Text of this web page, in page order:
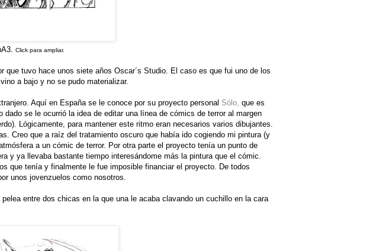
Click para ampliar.
tuvo hace unos siete años Oscar´s Studio. El caso es que fui uno de los
a bajo y no se pudo materializar.
Aquí en España se le conoce por su proyecto personal Sólo, que es
se le ocurrió la idea de editar una línea de cómics de terror al margen
Lógicamente, para mantener este ritmo eran necesarios varios dibujantes.
Creo que a raíz del tratamiento oscuro que había ido cogiendo mi pintura (y
a un cómic de terror. Por otra parte el proyecto tenía un punto de
y ya llevaba bastante tiempo interesándome más la pintura que el cómic.
que tenía y finalmente le fue imposible financiar el proyecto. De todos
unos jovenzuelos como nosotros.
entre dos chicas en la que una le acaba clavando un cuchillo en la cara